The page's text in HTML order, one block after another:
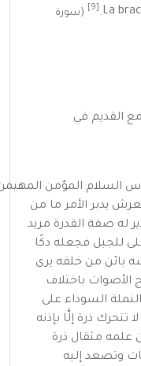
.
( سورة
القديم في
السلام المؤمن
يدبر الأمر ما من
له صفة القدرة مريد
للجبل فجعله دكًا
بائن من خلقه يرى
باختلاف
السوداء على
ذرة إلَّا بإذنه
علمه مثقال ذرة
وتصعد إليه